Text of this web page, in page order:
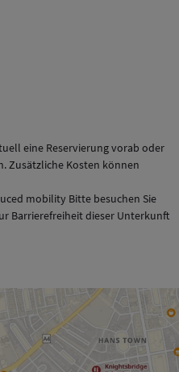
eine Reservierung vorab oder
Zusätzliche Kosten können
mobility Bitte besuchen Sie
Barrierefreiheit dieser Unterkunft